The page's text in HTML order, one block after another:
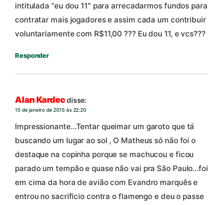
intitulada “eu dou 11″ para arrecadarmos fundos para
contratar mais jogadores e assim cada um contribuir
voluntariamente com R$11,00 ??? Eu dou 11, e vcs???
Responder
Alan Kardecdisse:
15 de janeiro de 2015 às 22:20
Impressionante…Tentar queimar um garoto que tá
buscando um lugar ao sol , O Matheus só não foi o
destaque na copinha porque se machucou e ficou
parado um tempão e quase não vai pra São Paulo…foi
em cima da hora de avião com Evandro marquês e
entrou no sacrifício contra o flamengo e deu o passe